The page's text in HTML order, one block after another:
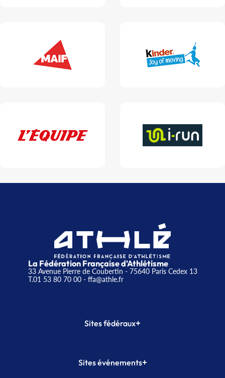
La Fédération Française d'Athlétisme
33 Avenue Pierre de Coubertin - 75640 Paris Cedex 13
T.01 53 80 70 00- ffa@athle.fr
Sites fédéraux+
Plateforme Formation
Sites événements+